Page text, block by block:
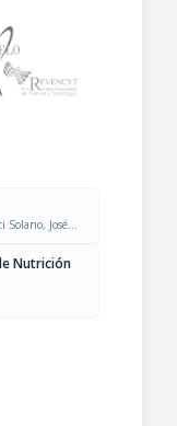
Solano, José
Nutrición